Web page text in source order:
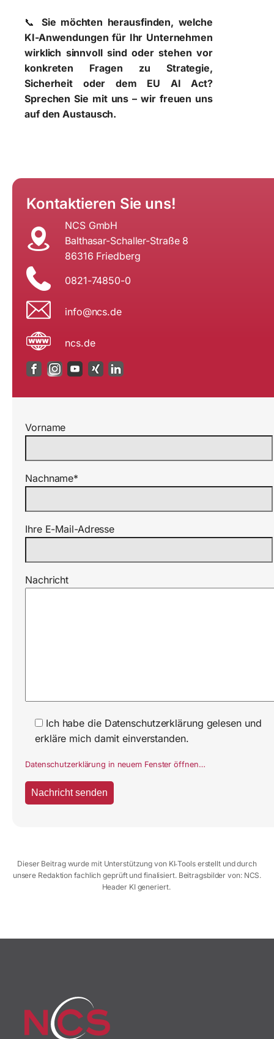
📞 Sie möchten herausfinden, welche
KI-Anwendungen für Ihr Unternehmen
wirklich sinnvoll sind oder stehen vor
konkreten Fragen zu Strategie,
Sicherheit oder dem EU AI Act?
Sprechen Sie mit uns – wir freuen uns
auf den Austausch.
Kontaktieren Sie uns!
NCS GmbH
Balthasar-Schaller-Straße 8
86316 Friedberg
0821-74850-0
ed.sc
n@ofn
i
ncs.de
Vorname
Nachname*
Ihre E-Mail-Adresse
Nachricht
Ich habe die Datenschutzerklärung gelesen und
erkläre mich damit einverstanden.
Datenschutzerklärung in neuem Fenster öffnen…
Dieser Beitrag wurde mit Unterstützung von KI‑Tools erstellt und durch
unsere Redaktion fachlich geprüft und finalisiert. Beitragsbilder von: NCS.
Header KI generiert.